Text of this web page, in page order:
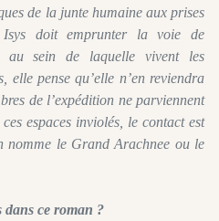
de la junte humaine aux prises
Isys doit emprunter la voie de
au sein de laquelle vivent les
elle pense qu’elle n’en reviendra
de l’expédition ne parviennent
espaces inviolés, le contact est
nomme le Grand Arachnee ou le
dans ce roman ?